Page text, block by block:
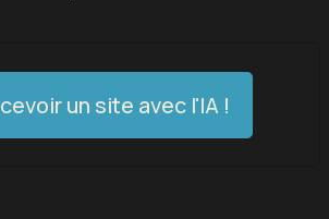
un site avec l'IA !